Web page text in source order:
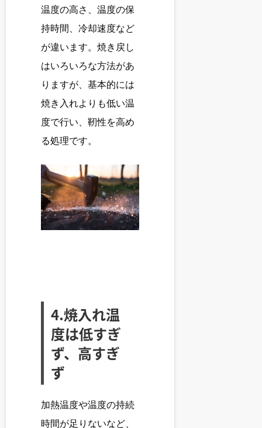
温度の高さ、温度の保
持時間、冷却速度など
が違います。焼き戻し
はいろいろな方法があ
りますが、基本的には
焼き入れよりも低い温
度で行い、靭性を高め
る処理です。
4.焼入れ温
度は低すぎ
ず、高すぎ
ず
加熱温度や温度の持続
時間が足りないなど、